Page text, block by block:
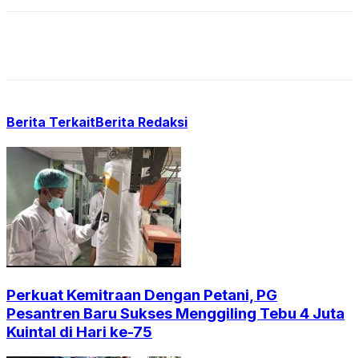
Berita TerkaitBerita Redaksi
Perkuat Kemitraan Dengan Petani, PG
Pesantren Baru Sukses Menggiling Tebu 4 Juta
Kuintal di Hari ke-75